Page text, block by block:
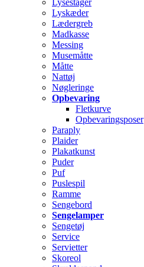
Lysestager
Lyskæder
Lædergreb
Madkasse
Messing
Musemåtte
Måtte
Nattøj
Nøgleringe
Opbevaring
Fletkurve
Opbevaringsposer
Paraply
Plaider
Plakatkunst
Puder
Puf
Puslespil
Ramme
Sengebord
Sengelamper
Sengetøj
Service
Servietter
Skoreol